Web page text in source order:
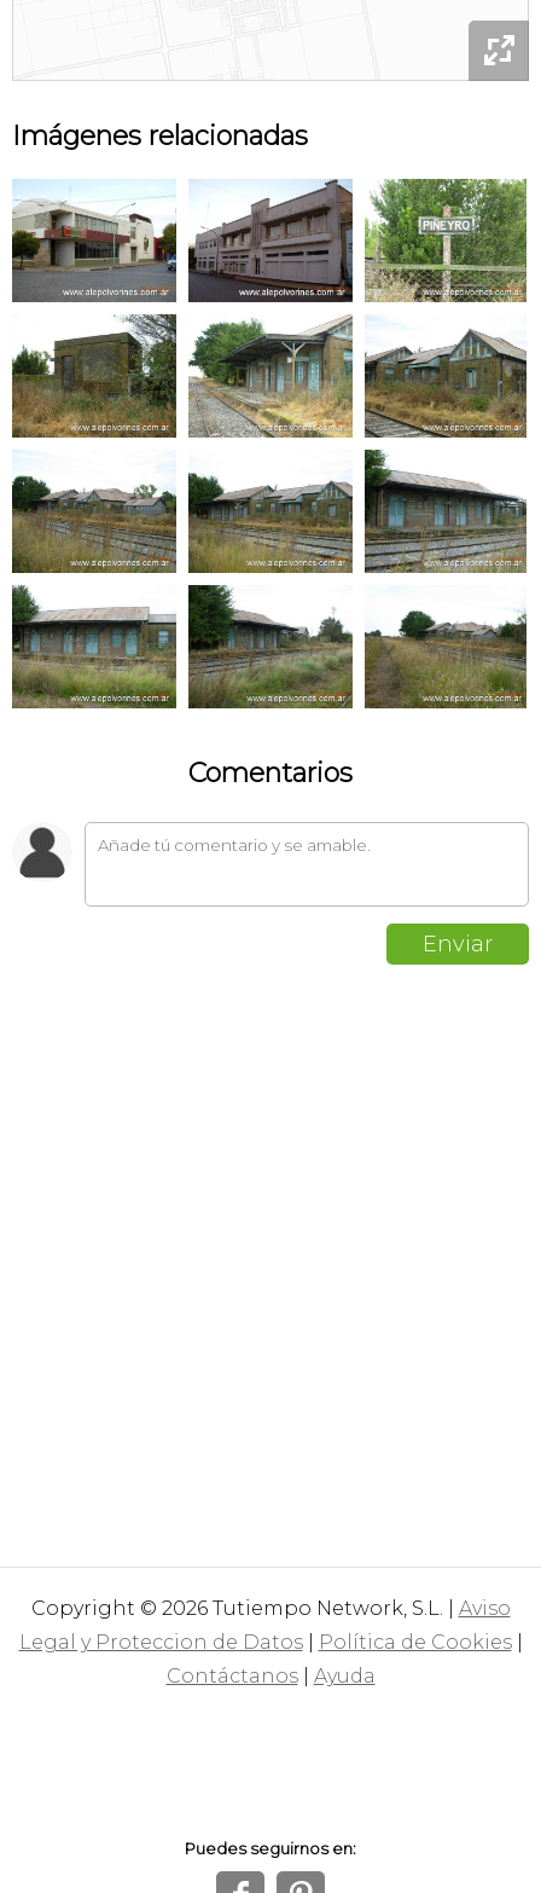

Imágenes relacionadas
Comentarios
Copyright © 2026 Tutiempo Network, S.L. | Aviso
Legal y Proteccion de Datos| Política de Cookies|
Contáctanos| Ayuda
Puedes seguirnos en: